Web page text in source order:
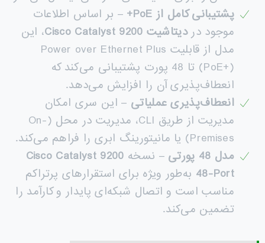
پشتیبانی کامل از
– بر اساس اطلاعات
موجود دردیتاشیت
، این
مدل از قابلیت Power over Ethernet Plus
(PoE+) تا 48 پورت پشتیبانی می‌کند که
انعطاف‌پذیری آن را افزایش می‌دهد.
انعطاف‌پذیری عملیاتی – این سری امکان
مدیریت از طریق CLI، مدیریت در محل (On-
Premises) یا مانیتورینگ ابری را فراهم می‌کند.
مدل 48 پورتی
– نسخه Cisco Catalyst 9200
48-Port به‌طور ویژه برای استقرارهای پرتراکم
مناسب است و اتصال شبکه‌ای پایدار و کارآمد را
تضمین می‌کند.